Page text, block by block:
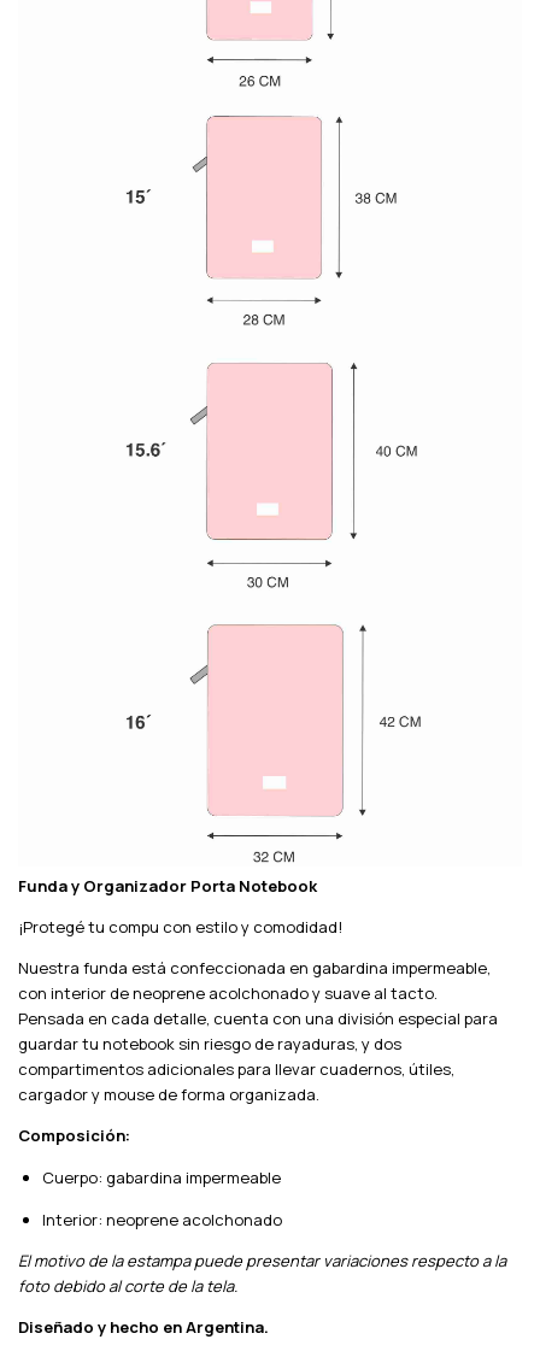
Funda y Organizador Porta Notebook
¡Protegé tu compu con estilo y comodidad!
Nuestra funda está confeccionada en gabardina impermeable,
con interior de neoprene acolchonado y suave al tacto.
Pensada en cada detalle, cuenta con una división especial para
guardar tu notebook sin riesgo de rayaduras, y dos
compartimentos adicionales para llevar cuadernos, útiles,
cargador y mouse de forma organizada.
Composición:
Cuerpo: gabardina impermeable
Interior: neoprene acolchonado
El motivo de la estampa puede presentar variaciones respecto a la
foto debido al corte de la tela.
Diseñado y hecho en Argentina.